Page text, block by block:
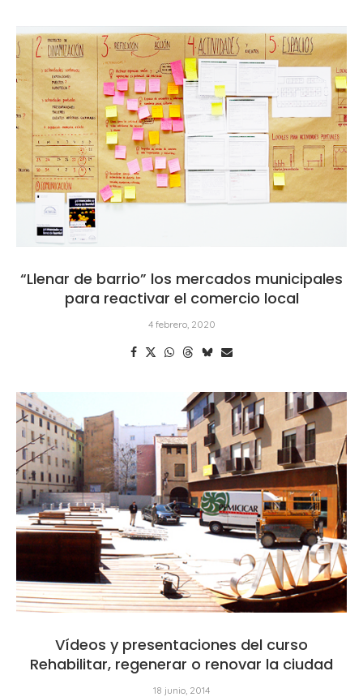
“Llenar de barrio” los mercados municipales
para reactivar el comercio local
4 febrero, 2020
Vídeos y presentaciones del curso
Rehabilitar, regenerar o renovar la ciudad
18 junio, 2014